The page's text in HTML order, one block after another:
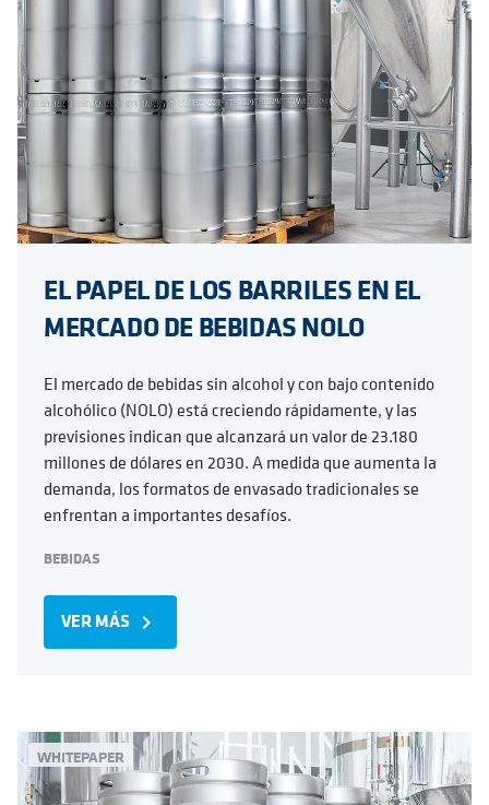
EL PAPEL DE LOS BARRILES EN EL
MERCADO DE BEBIDAS NOLO
El mercado de bebidas sin alcohol y con bajo contenido
alcohólico (NOLO) está creciendo rápidamente, y las
previsiones indican que alcanzará un valor de 23.180
millones de dólares en 2030. A medida que aumenta la
demanda, los formatos de envasado tradicionales se
enfrentan a importantes desafíos.
BEBIDAS
VER MÁS navigate_next
WHITEPAPER